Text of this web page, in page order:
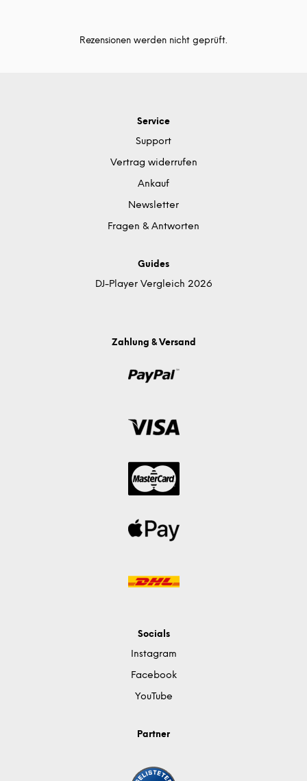
Rezensionen werden nicht geprüft.
Service
Support
Vertrag widerrufen
Ankauf
Newsletter
Fragen & Antworten
Guides
DJ-Player Vergleich 2026
Zahlung & Versand
Socials
Instagram
Facebook
YouTube
Partner